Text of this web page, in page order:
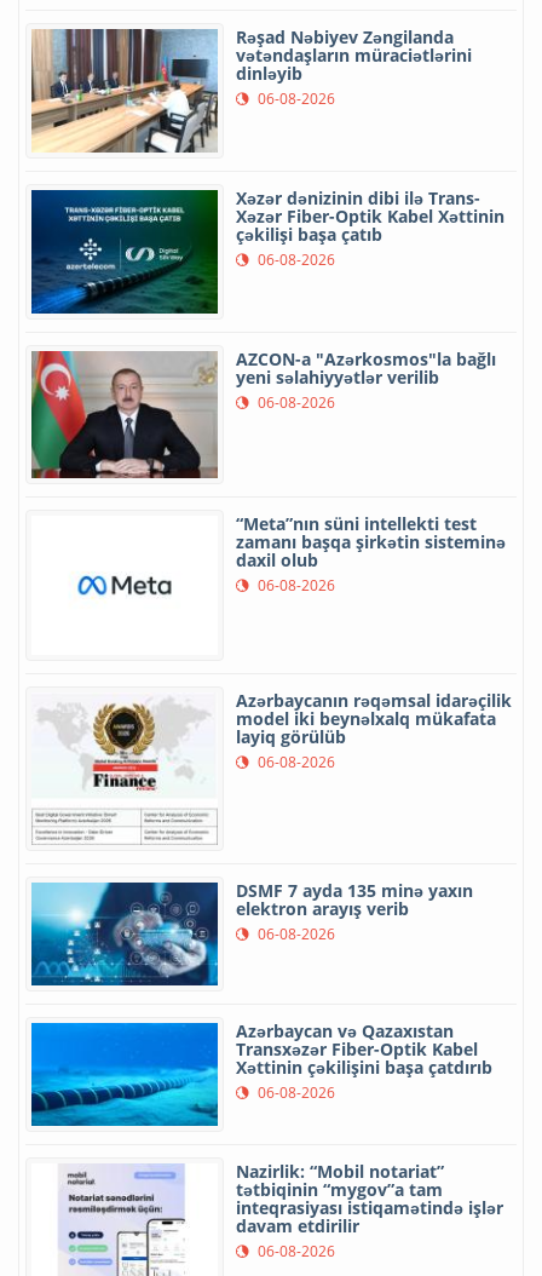
Rəşad Nəbiyev Zəngilanda
vətəndaşların müraciətlərini
dinləyib
06-08-2026
Xəzər dənizinin dibi ilə Trans-
Xəzər Fiber-Optik Kabel Xəttinin
çəkilişi başa çatıb
06-08-2026
AZCON-a "Azərkosmos"la bağlı
yeni səlahiyyətlər verilib
06-08-2026
“Meta”nın süni intellekti test
zamanı başqa şirkətin sisteminə
daxil olub
06-08-2026
Azərbaycanın rəqəmsal idarəçilik
model iki beynəlxalq mükafata
layiq görülüb
06-08-2026
DSMF 7 ayda 135 minə yaxın
elektron arayış verib
06-08-2026
Azərbaycan və Qazaxıstan
Transxəzər Fiber-Optik Kabel
Xəttinin çəkilişini başa çatdırıb
06-08-2026
Nazirlik: “Mobil notariat”
tətbiqinin “mygov”a tam
inteqrasiyası istiqamətində işlər
davam etdirilir
06-08-2026